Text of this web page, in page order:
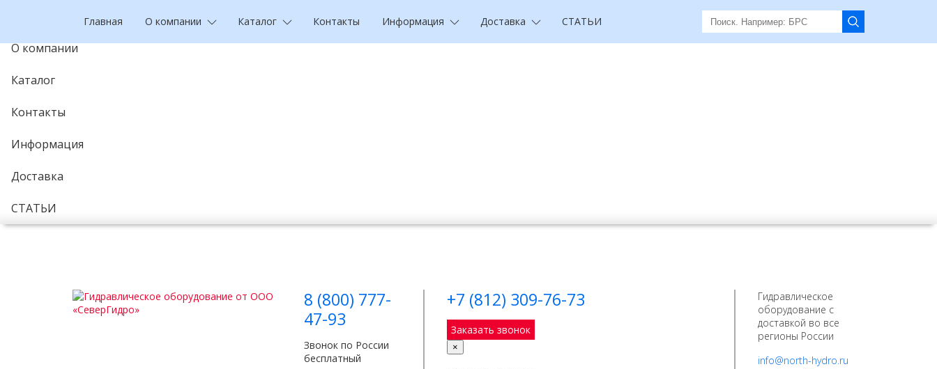
О компании
Каталог
Контакты
Информация
Доставка
СТАТЬИ
Главная О компании Каталог Контакты Информация Доставка СТАТЬИ
8 (800) 777-
47-93
Звонок по России
бесплатный
+7 (812) 309-76-73
Заказать звонок
×
Гидравлическое
оборудование с
доставкой во все
регионы России
info@north-hydro.ru